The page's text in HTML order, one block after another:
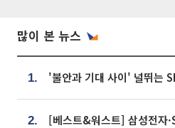
많이 본 뉴스
1.
2.